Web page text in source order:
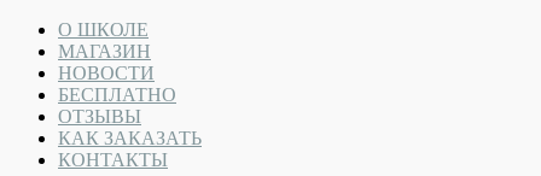
О ШКОЛЕ
МАГАЗИН
НОВОСТИ
БЕСПЛАТНО
ОТЗЫВЫ
КАК ЗАКАЗАТЬ
КОНТАКТЫ